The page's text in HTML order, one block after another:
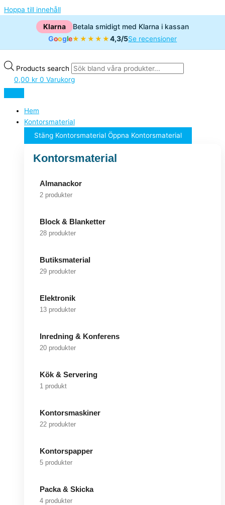
Hoppa till innehåll
Klarna
Betala smidigt med Klarna i kassan
Google★★★★★4,3/5Se recensioner
Products search
0,00 kr 0 Varukorg
Hem
Kontorsmaterial
Stäng Kontorsmaterial Öppna Kontorsmaterial
Kontorsmaterial
Almanackor
2 produkter
Block & Blanketter
28 produkter
Butiksmaterial
29 produkter
Elektronik
13 produkter
Inredning & Konferens
20 produkter
Kök & Servering
1 produkt
Kontorsmaskiner
22 produkter
Kontorspapper
5 produkter
Packa & Skicka
4 produkter